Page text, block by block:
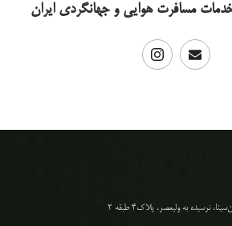
مسافرت هوایی و جهانگردی ایران
نرسیده به ولیعصر، پلاک۴ طبقه ۲